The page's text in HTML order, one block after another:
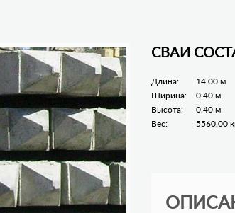
СВАИ
Длина:
14.00 м
Ширина:
0.40 м
Высота:
0.40 м
Вес:
5560.00